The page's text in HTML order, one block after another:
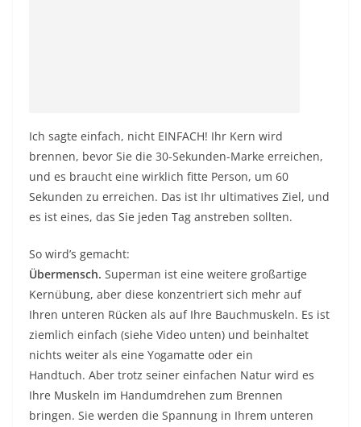
Ich sagte einfach, nicht EINFACH! Ihr Kern wird
brennen, bevor Sie die 30-Sekunden-Marke erreichen,
und es braucht eine wirklich fitte Person, um 60
Sekunden zu erreichen. Das ist Ihr ultimatives Ziel, und
es ist eines, das Sie jeden Tag anstreben sollten.
So wird’s gemacht:
Übermensch. Superman ist eine weitere großartige
Kernübung, aber diese konzentriert sich mehr auf
Ihren unteren Rücken als auf Ihre Bauchmuskeln. Es ist
ziemlich einfach (siehe Video unten) und beinhaltet
nichts weiter als eine Yogamatte oder ein
Handtuch. Aber trotz seiner einfachen Natur wird es
Ihre Muskeln im Handumdrehen zum Brennen
bringen. Sie werden die Spannung in Ihrem unteren